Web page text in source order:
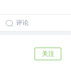
评论
关注